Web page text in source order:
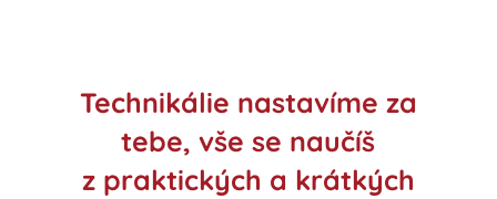
Technikálie nastavíme za
tebe, vše se naučíš
z praktických a krátkých